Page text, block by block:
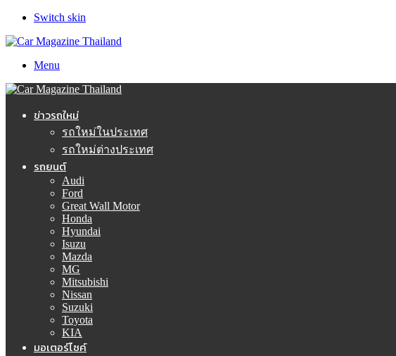
Switch skin
Menu
ข่าวรถใหม่
รถใหม่ในประเทศ
รถใหม่ต่างประเทศ
รถยนต์
Audi
Ford
Great Wall Motor
Honda
Hyundai
Isuzu
Mazda
MG
Mitsubishi
Nissan
Suzuki
Toyota
KIA
มอเตอร์ไซค์